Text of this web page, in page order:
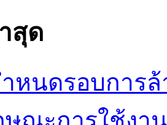
สุด
หนดรอบการล้